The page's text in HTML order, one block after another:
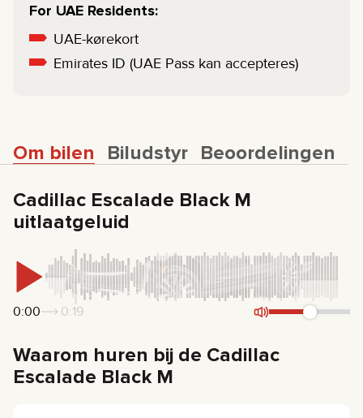
For UAE Residents:
UAE-kørekort
Emirates ID (UAE Pass kan accepteres)
Om bilen Biludstyr Beoordelingen
Cadillac Escalade Black M
uitlaatgeluid
0:00 0:19
Waarom huren bij de Cadillac
Escalade Black M